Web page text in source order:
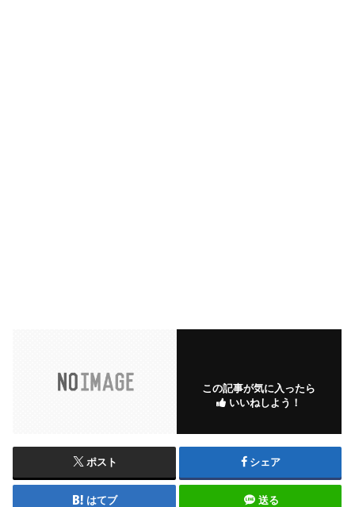
この記事が気に入ったら
いいねしよう！
ポスト シェア
はてブ 送る